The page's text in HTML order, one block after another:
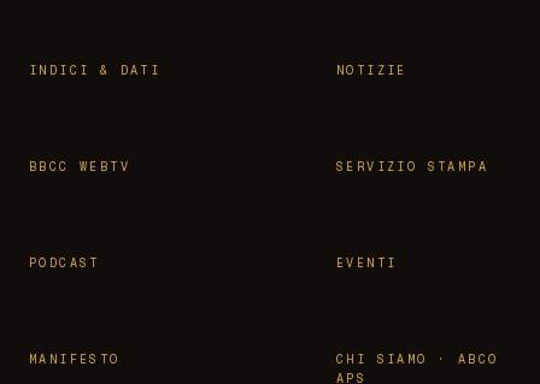
INDICI & DATI NOTIZIE
BBCC WEBTV SERVIZIO STAMPA
PODCAST EVENTI
MANIFESTO
CHI SIAMO · ABCO
APS